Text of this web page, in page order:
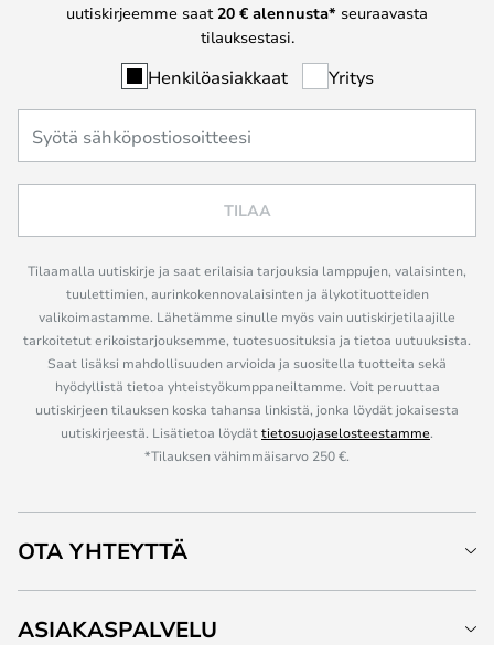
uutiskirjeemme saat 20 € alennusta* seuraavasta
tilauksestasi.
Henkilöasiakkaat Yritys
TILAA
Tilaamalla uutiskirje ja saat erilaisia tarjouksia lamppujen, valaisinten,
tuulettimien, aurinkokennovalaisinten ja älykotituotteiden
valikoimastamme. Lähetämme sinulle myös vain uutiskirjetilaajille
tarkoitetut erikoistarjouksemme, tuotesuosituksia ja tietoa uutuuksista.
Saat lisäksi mahdollisuuden arvioida ja suositella tuotteita sekä
hyödyllistä tietoa yhteistyökumppaneiltamme. Voit peruuttaa
uutiskirjeen tilauksen koska tahansa linkistä, jonka löydät jokaisesta
uutiskirjeestä. Lisätietoa löydättietosuojaselosteestamme.
*Tilauksen vähimmäisarvo 250 €.
OTA YHTEYTTÄ
ASIAKASPALVELU